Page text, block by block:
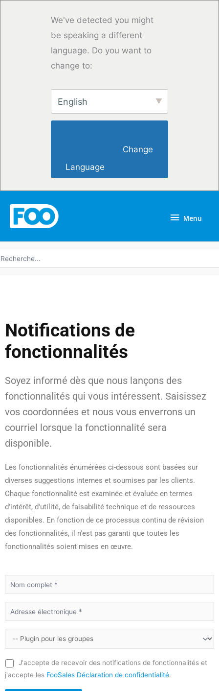
We've detected you might
be speaking a different
language. Do you want to
change to:
English
Language
Menu
Notifications de
fonctionnalités
Soyez informé dès que nous lançons des
fonctionnalités qui vous intéressent. Saisissez
vos coordonnées et nous vous enverrons un
courriel lorsque la fonctionnalité sera
disponible.
Les fonctionnalités énumérées ci-dessous sont basées sur
diverses suggestions internes et soumises par les clients.
Chaque fonctionnalité est examinée et évaluée en termes
d'intérêt, d'utilité, de faisabilité technique et de ressources
disponibles. En fonction de ce processus continu de révision
des fonctionnalités, il n'est pas garanti que toutes les
fonctionnalités soient mises en œuvre.
J'accepte de recevoir des notifications de fonctionnalités et
j'accepte les FooSales Déclaration de confidentialité.